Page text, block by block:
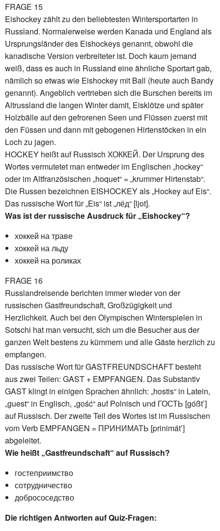
FRAGE 15
Eishockey zählt zu den beliebtesten Wintersportarten in
Russland. Normalerweise werden Kanada und England als
Ursprungsländer des Eishockeys genannt, obwohl die
kanadische Version verbreiteter ist. Doch kaum jemand
weiß, dass es auch in Russland eine ähnliche Sportart gab,
nämlich so etwas wie Eishockey mit Ball (heute auch Bandy
genannt). Angeblich vertrieben sich die Burschen bereits im
Altrussland die langen Winter damit, Eisklötze und später
Holzbälle auf den gefrorenen Seen und Flüssen zuerst mit
den Füssen und dann mit gebogenen Hirtenstöcken in ein
Loch zu jagen.
HOCKEY heißt auf Russisch ХОККЕЙ. Der Ursprung des
Wortes vermutetet man entweder im Englischen „hockey“
oder im Altfranzösischen „hoquet“ = „krummer Hirtenstab“.
Die Russen bezeichnen EISHOCKEY als „Hockey auf Eis“.
Das russische Wort für „Eis“ ist „лёд“ [ljot].
Was ist der russische Ausdruck für „Eishockey“?
хоккей на траве
хоккей на льду
хоккей на роликах
FRAGE 16
Russlandreisende berichten immer wieder von der
russischen Gastfreundschaft, Großzügigkeit und
Herzlichkeit. Auch bei den Olympischen Winterspielen in
Sotschi hat man versucht, sich um die Besucher aus der
ganzen Welt bestens zu kümmern und alle Gäste herzlich zu
empfangen.
Das russische Wort für GASTFREUNDSCHAFT besteht
aus zwei Teilen: GAST + EMPFANGEN. Das Substantiv
GAST klingt in einigen Sprachen ähnlich: „hostis“ in Latein,
„guest“ in Englisch, „gość“ auf Polnisch und ГОСТЬ [góßt’]
auf Russisch. Der zweite Teil des Wortes ist im Russischen
vom Verb EMPFANGEN = ПРИНИМАТЬ [prinimát’]
abgeleitet.
Wie heißt „Gastfreundschaft“ auf Russisch?
гостеприимство
сотрудничество
добрососедство
Die richtigen Antworten auf Quiz-Fragen: